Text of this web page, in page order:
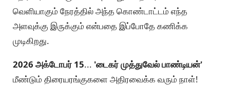
வெளியாகும் நேரத்தில் அந்த கொண்டாட்டம் எந்த
அளவுக்கு இருக்கும் என்பதை இப்போதே கணிக்க
முடிகிறது.
2026 அக்டோபர் 15... 'டைகர் முத்துவேல் பாண்டியன்'
மீண்டும் திரையரங்குகளை அதிரவைக்க வரும் நாள்!